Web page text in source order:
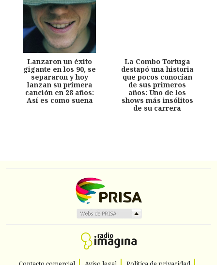
Lanzaron un éxito
gigante en los 90, se
separaron y hoy
lanzan su primera
canción en 28 años:
Así es como suena
La Combo Tortuga
destapó una historia
que pocos conocían
de sus primeros
años: Uno de los
shows más insólitos
de su carrera